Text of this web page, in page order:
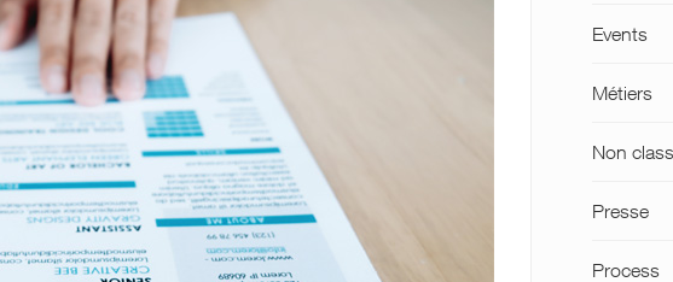
Events
Métiers
Non
Presse
Process